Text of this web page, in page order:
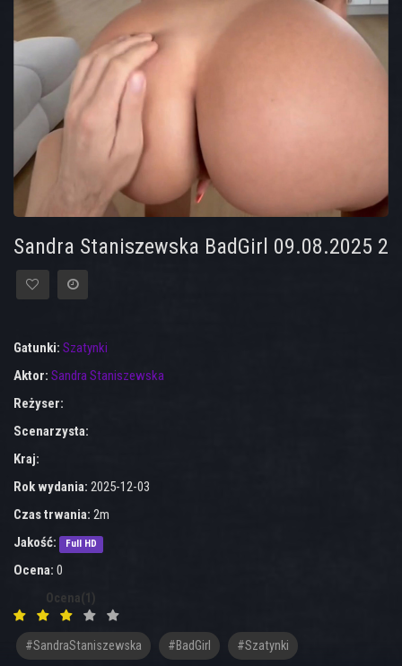
Sandra Staniszewska BadGirl 09.08.2025 2
Gatunki: Szatynki
Aktor: Sandra Staniszewska
Reżyser:
Scenarzysta:
Kraj:
Rok wydania: 2025-12-03
Czas trwania: 2m
Jakość:
Full HD
Ocena: 0
Ocena(1)
#SandraStaniszewska #BadGirl #szatynki